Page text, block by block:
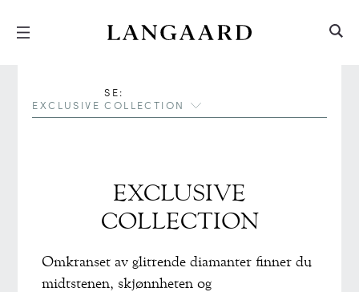
SE:
EXCLUSIVE COLLECTION
EXCLUSIVE
COLLECTION
Omkranset av glitrende diamanter finner du
midtstenen, skjønnheten og